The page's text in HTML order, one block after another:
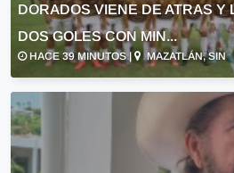
DORADOS VIENE DE ATRAS Y
DOS GOLES CON MIN...
HACE 39 MINUTOS | MAZATLÁN, SIN